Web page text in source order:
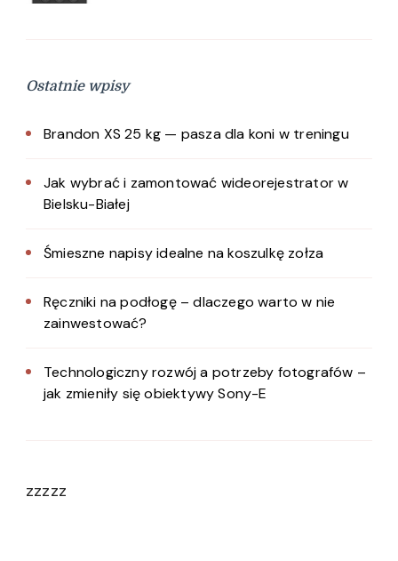
Ostatnie wpisy
Brandon XS 25 kg — pasza dla koni w treningu
Jak wybrać i zamontować wideorejestrator w
Bielsku-Białej
Śmieszne napisy idealne na koszulkę zołza
Ręczniki na podłogę – dlaczego warto w nie
zainwestować?
Technologiczny rozwój a potrzeby fotografów –
jak zmieniły się obiektywy Sony-E
zzzzz